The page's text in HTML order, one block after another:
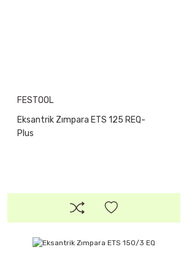
FESTOOL
Eksantrik Zımpara ETS 125 REQ-
Plus